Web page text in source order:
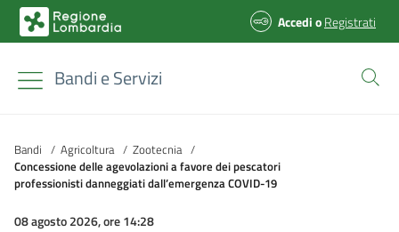
AccedioRegistrati
Bandi e Servizi
Bandi / Agricoltura / Zootecnia /
Concessione delle agevolazioni a favore dei pescatori
professionisti danneggiati dall’emergenza COVID-19
08 agosto 2026, ore 14:28